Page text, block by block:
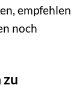
empfehlen
noch
zu